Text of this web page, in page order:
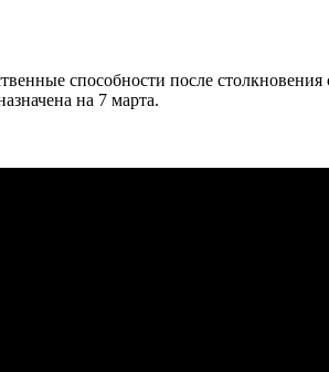
способности после
на 7 марта.